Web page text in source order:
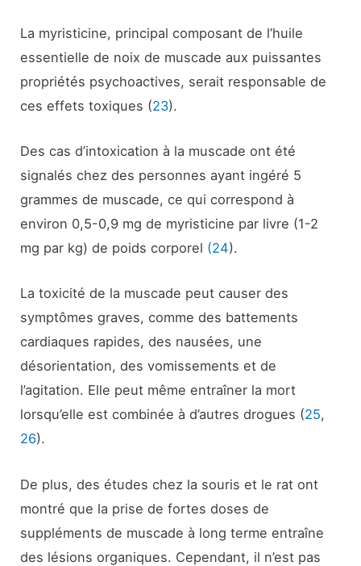
La myristicine, principal composant de l’huile
essentielle de noix de muscade aux puissantes
propriétés psychoactives, serait responsable de
ces effets toxiques (23).
Des cas d’intoxication à la muscade ont été
signalés chez des personnes ayant ingéré 5
grammes de muscade, ce qui correspond à
environ 0,5-0,9 mg de myristicine par livre (1-2
mg par kg) de poids corporel (24).
La toxicité de la muscade peut causer des
symptômes graves, comme des battements
cardiaques rapides, des nausées, une
désorientation, des vomissements et de
l’agitation. Elle peut même entraîner la mort
lorsqu’elle est combinée à d’autres drogues (25,
26).
De plus, des études chez la souris et le rat ont
montré que la prise de fortes doses de
suppléments de muscade à long terme entraîne
des lésions organiques. Cependant, il n’est pas